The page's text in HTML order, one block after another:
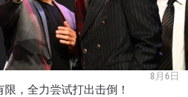
8月6日
，全力尝试打出击倒！
订阅
免责声明，即表示您同意我们
收集、使用和披露您的信息。
取消订阅这些信息。